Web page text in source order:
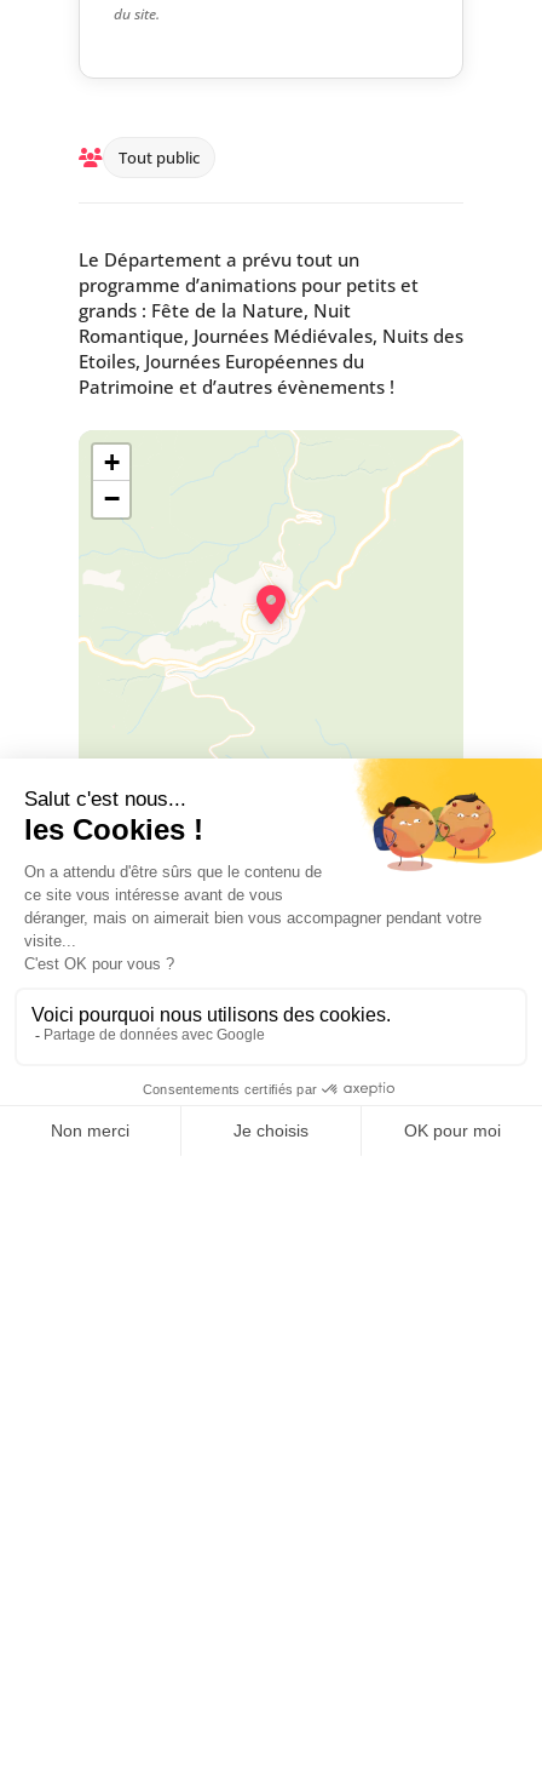
Tout public
Le Département a prévu tout un
programme d’animations pour petits et
grands : Fête de la Nature, Nuit
Romantique, Journées Médiévales, Nuits des
Etoiles, Journées Européennes du
Patrimoine et d’autres évènements !
+
−
OSM©CARTO
Place du Château, 66300 CASTELNOU
du site.